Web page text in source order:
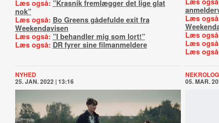
Læs også: ”Krasnik fremlægger det lige glat
nok”
Læs også: Bo Greens gådefulde exit fra
Weekendavisen
Læs også: ”I behandler mig som lort!”
Læs også: DR fyrer sine filmanmeldere
Læs
Læs
Læs
Læs
NYHED
25. JAN. 2022 | 13:16
NEKROLOG
05. MAR.